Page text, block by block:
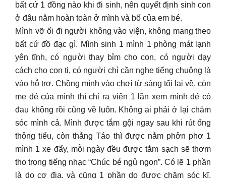
bất cứ 1 đồng nào khi đi sinh, nên quyết định sinh con
ở đâu nằm hoàn toàn ở mình và bố của em bé.
Mình vỡ ối đi người không vào viện, không mang theo
bất cứ đồ đạc gì. Mình sinh 1 mình 1 phòng mát lạnh
yên tĩnh, có người thay bỉm cho con, có người dạy
cách cho con ti, có người chỉ cần nghe tiếng chuông là
vào hỗ trợ. Chồng mình vào chơi từ sáng tối lại về, còn
mẹ đẻ của mình thì chỉ ra viện 1 lần xem mình đẻ có
đau không rồi cũng về luôn. Không ai phải ở lại chăm
sóc mình cả. Mình được tắm gội ngay sau khi rút ống
thông tiểu, còn thằng Táo thì được nằm phởn phơ 1
mình 1 xe đẩy, mỗi ngày đều được tắm sạch sẽ thơm
tho trong tiếng nhạc “Chúc bé ngủ ngon”. Có lẽ 1 phần
là do cơ địa, và cũng 1 phần do được chăm sóc kĩ,